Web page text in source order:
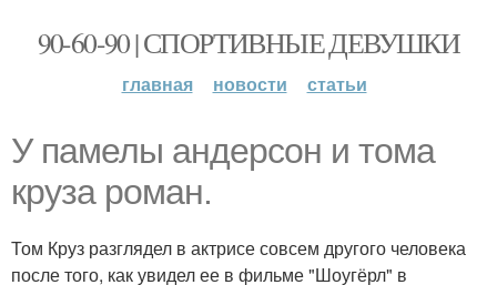
90-60-90 | СПОРТИВНЫЕ ДЕВУШКИ
главная новости статьи
У памелы андерсон и тома
круза роман.
Том Круз разглядел в актрисе совсем другого человека
после того, как увидел ее в фильме "Шоугёрл" в